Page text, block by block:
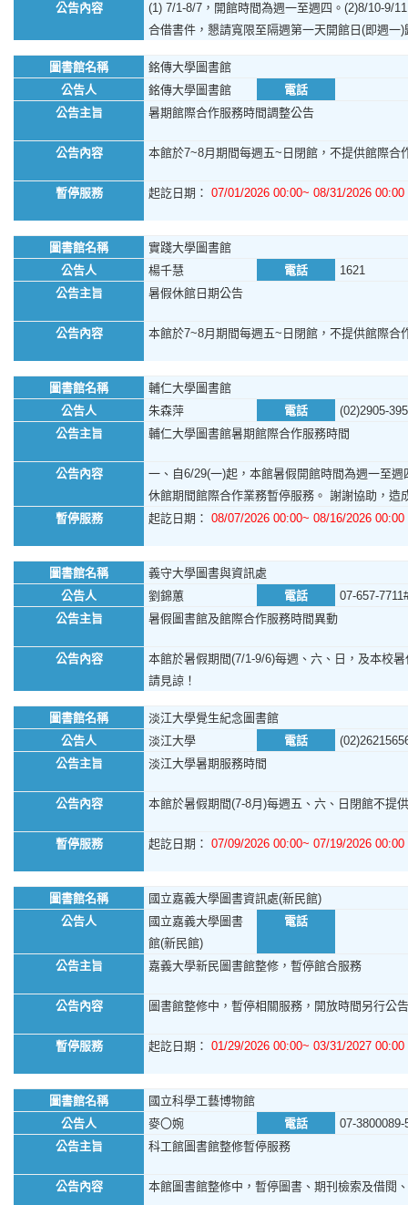
公告內容
(1) 7/1-8/7，開館時間為週一至週四。(2)8/10-9/
合借書件，懇請寬限至隔週第一天開館日(即週
圖書館名稱
銘傳大學圖書館
公告人
銘傳大學圖書館
電話
公告主旨
暑期館際合作服務時間調整公告
公告內容 本館於7~8月期間每週五~日閉館，不提供館際
暫停服務 起訖日期： 07/01/2026 00:00~ 08/31/2026 00:00
圖書館名稱
實踐大學圖書館
公告人
楊千慧 電話
1621
公告主旨
暑假休館日期公告
公告內容 本館於7~8月期間每週五~日閉館，不提供館際
圖書館名稱
輔仁大學圖書館
公告人
朱森萍 電話
(02)2905-
公告主旨
輔仁大學圖書館暑期館際合作服務時間
公告內容
一、自6/29(一)起，本館暑假開館時間為週一至
休館期間館際合作業務暫停服務。 謝謝協助，造
暫停服務
起訖日期： 08/07/2026 00:00~ 08/16/2026 00:00
圖書館名稱
義守大學圖書與資訊處
公告人
劉錦蕙 電話
07-657-
公告主旨
暑假圖書館及館際合作服務時間異動
公告內容
本館於暑假期間(7/1-9/6)每週、六、日，及本校
請見諒！
圖書館名稱
淡江大學覺生紀念圖書館
公告人
淡江大學 電話
公告主旨
淡江大學暑期服務時間
公告內容 本館於暑假期間(7-8月)每週五、六、日閉館不提
暫停服務 起訖日期： 07/09/2026 00:00~ 07/19/2026 00:00
圖書館名稱
國立嘉義大學圖書資訊處(新民館)
公告人
國立嘉義大學圖書
館(新民館)
電話
公告主旨 嘉義大學新民圖書館整修，暫停館合服務
公告內容 圖書館整修中，暫停相關服務，開放時間另行公
暫停服務 起訖日期： 01/29/2026 00:00~ 03/31/2027 00:00
圖書館名稱
國立科學工藝博物館
公告人
麥〇婉 電話
07-3800089-
公告主旨
科工館圖書館整修暫停服務
公告內容 本館圖書館整修中，暫停圖書、期刊檢索及借閱